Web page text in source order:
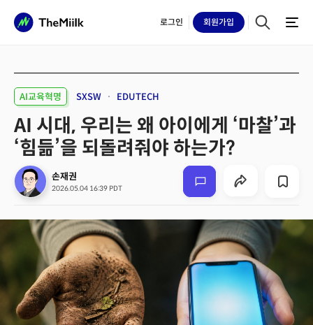
로그인 회원가입
AI교육혁명 SXSW EDUTECH
AI 시대, 우리는 왜 아이에게 ‘마찰’과
‘힘듦’을 되돌려줘야 하는가?
손재권
2026.05.04 16:39 PDT